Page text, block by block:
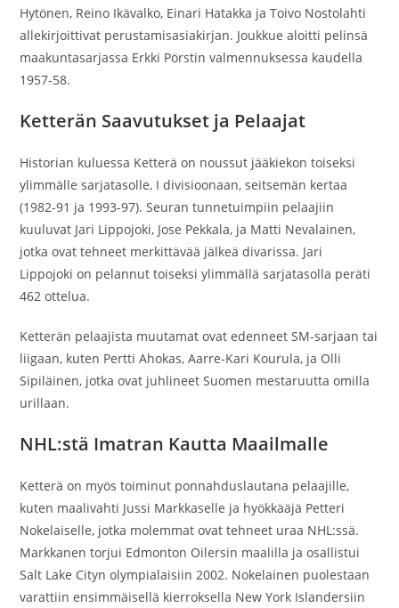
Hytönen, Reino Ikävalko, Einari Hatakka ja Toivo Nostolahti
allekirjoittivat perustamisasiakirjan. Joukkue aloitti pelinsä
maakuntasarjassa Erkki Pörstin valmennuksessa kaudella
1957-58.
Ketterän Saavutukset ja Pelaajat
Historian kuluessa Ketterä on noussut jääkiekon toiseksi
ylimmälle sarjatasolle, I divisioonaan, seitsemän kertaa
(1982-91 ja 1993-97). Seuran tunnetuimpiin pelaajiin
kuuluvat Jari Lippojoki, Jose Pekkala, ja Matti Nevalainen,
jotka ovat tehneet merkittävää jälkeä divarissa. Jari
Lippojoki on pelannut toiseksi ylimmällä sarjatasolla peräti
462 ottelua.
Ketterän pelaajista muutamat ovat edenneet SM-sarjaan tai
liigaan, kuten Pertti Ahokas, Aarre-Kari Kourula, ja Olli
Sipiläinen, jotka ovat juhlineet Suomen mestaruutta omilla
urillaan.
NHL:stä Imatran Kautta Maailmalle
Ketterä on myös toiminut ponnahduslautana pelaajille,
kuten maalivahti Jussi Markkaselle ja hyökkääjä Petteri
Nokelaiselle, jotka molemmat ovat tehneet uraa NHL:ssä.
Markkanen torjui Edmonton Oilersin maalilla ja osallistui
Salt Lake Cityn olympialaisiin 2002. Nokelainen puolestaan
varattiin ensimmäisellä kierroksella New York Islandersiin